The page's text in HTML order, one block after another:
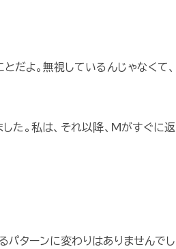
だよ。無視しているんじゃなくて、
た。私は、それ以降、Mがすぐに返
パターンに変わりはありませんでし